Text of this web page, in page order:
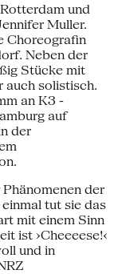
und
Muller.
Choreografin
Neben der
Stücke mit
auch solistisch.
an K3 -
auf
der
der
tut sie das
mit einem Sinn
ist ›Cheeeese!‹
und in